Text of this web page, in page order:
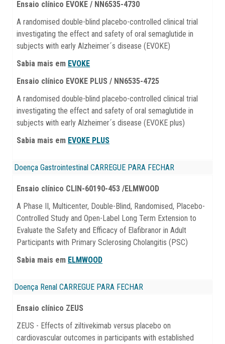
Ensaio clínico EVOKE / NN6535-4730
A randomised double-blind placebo-controlled clinical trial
investigating the effect and safety of oral semaglutide in
subjects with early Alzheimer´s disease (EVOKE)
Sabia mais em EVOKE
Ensaio clínico EVOKE PLUS / NN6535-4725
A randomised double-blind placebo-controlled clinical trial
investigating the effect and safety of oral semaglutide in
subjects with early Alzheimer´s disease (EVOKE plus)
Sabia mais em EVOKE PLUS
Doença Gastrointestinal CARREGUE PARA FECHAR
Ensaio clínico CLIN-60190-453 /ELMWOOD
A Phase II, Multicenter, Double-Blind, Randomised, Placebo-
Controlled Study and Open-Label Long Term Extension to
Evaluate the Safety and Efficacy of Elafibranor in Adult
Participants with Primary Sclerosing Cholangitis (PSC)
Sabia mais em ELMWOOD
Doença Renal CARREGUE PARA FECHAR
Ensaio clínico ZEUS
ZEUS - Effects of ziltivekimab versus placebo on
cardiovascular outcomes in participants with established